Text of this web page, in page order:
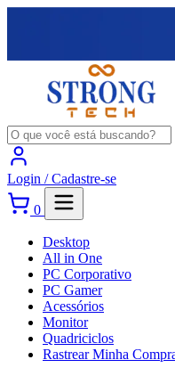
Login /Cadastre-se
0
Desktop
All in One
PC Corporativo
PC Gamer
Acessórios
Monitor
Quadriciclos
Rastrear Minha